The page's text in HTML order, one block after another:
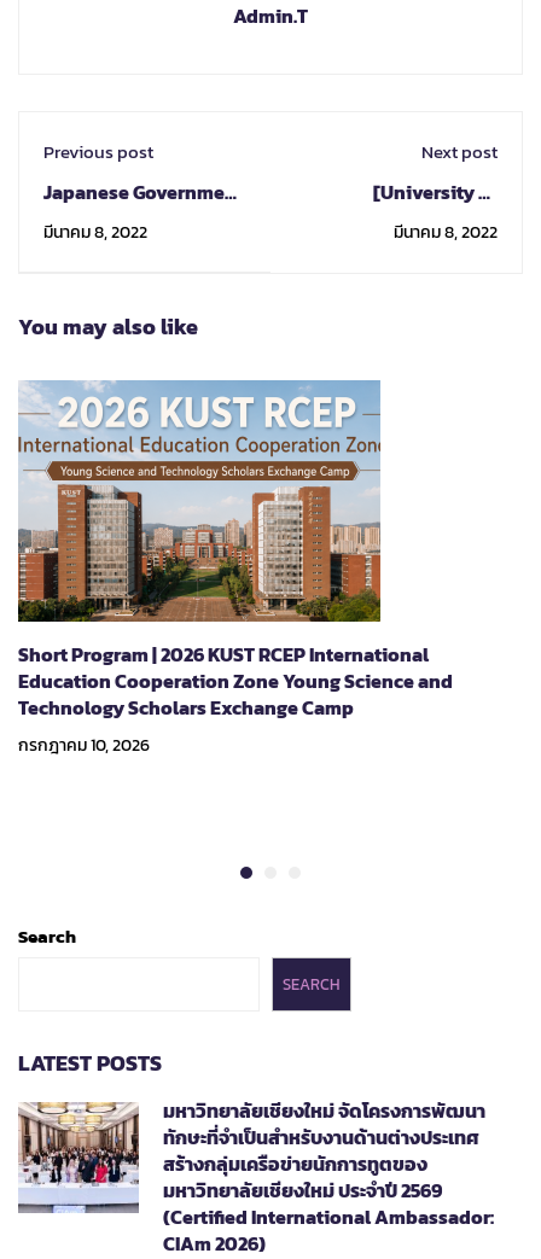
Admin.T
Previous post
Japanese Government
(MEXT) scholarship
2022 (Japanese
_Ochanomizu
มีนาคม 8, 2022
Next post
[University of
Tsukuba] Call for
Nomination/Application
มีนาคม 8, 2022
You may also like
Short Program | 2026 KUST RCEP International
Education Cooperation Zone Young Science and
Technology Scholars Exchange Camp
กรกฎาคม 10, 2026
Search
SEARCH
LATEST POSTS
มหาวิทยาลัยเชียงใหม่ จัดโครงการพัฒนา
ทักษะที่จำเป็นสำหรับงานด้านต่างประเทศ
สร้างกลุ่มเครือข่ายนักการทูตของ
มหาวิทยาลัยเชียงใหม่ ประจำปี 2569
(Certified International Ambassador:
CIAm 2026)